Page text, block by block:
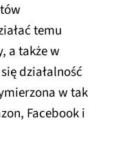
temu
a także w
działalność
w tak
Facebook i